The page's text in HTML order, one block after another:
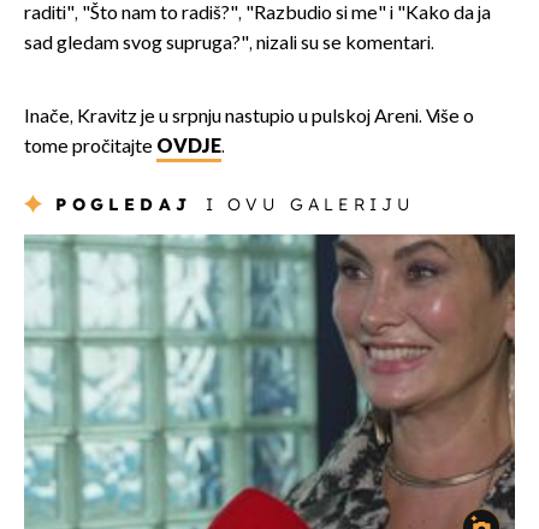
raditi", "Što nam to radiš?", "Razbudio si me" i "Kako da ja
sad gledam svog supruga?", nizali su se komentari.
Inače, Kravitz je u srpnju nastupio u pulskoj Areni. Više o
tome pročitajte OVDJE.
POGLEDAJ I OVU GALERIJU